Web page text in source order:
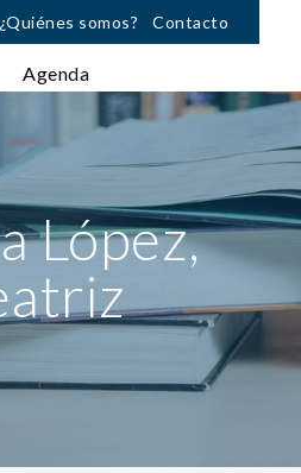
¿Quiénes somos? Contacto
Agenda
López,